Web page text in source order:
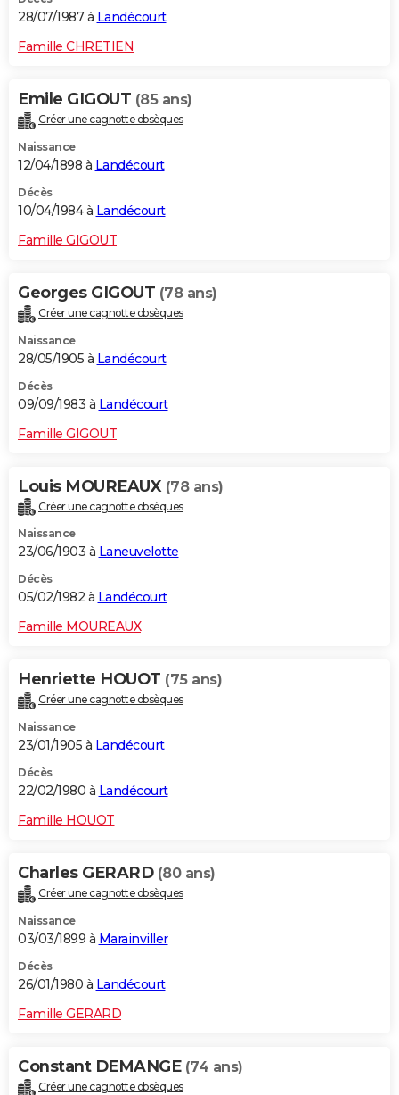
28/07/1987 à Landécourt
Famille CHRETIEN
Emile GIGOUT (85 ans)
Créer une cagnotte obsèques
Naissance
12/04/1898 à Landécourt
Décès
10/04/1984 à Landécourt
Famille GIGOUT
Georges GIGOUT (78 ans)
Créer une cagnotte obsèques
Naissance
28/05/1905 à Landécourt
Décès
09/09/1983 à Landécourt
Famille GIGOUT
Louis MOUREAUX (78 ans)
Créer une cagnotte obsèques
Naissance
23/06/1903 à Laneuvelotte
Décès
05/02/1982 à Landécourt
Famille MOUREAUX
Henriette HOUOT (75 ans)
Créer une cagnotte obsèques
Naissance
23/01/1905 à Landécourt
Décès
22/02/1980 à Landécourt
Famille HOUOT
Charles GERARD (80 ans)
Créer une cagnotte obsèques
Naissance
03/03/1899 à Marainviller
Décès
26/01/1980 à Landécourt
Famille GERARD
Constant DEMANGE (74 ans)
Créer une cagnotte obsèques